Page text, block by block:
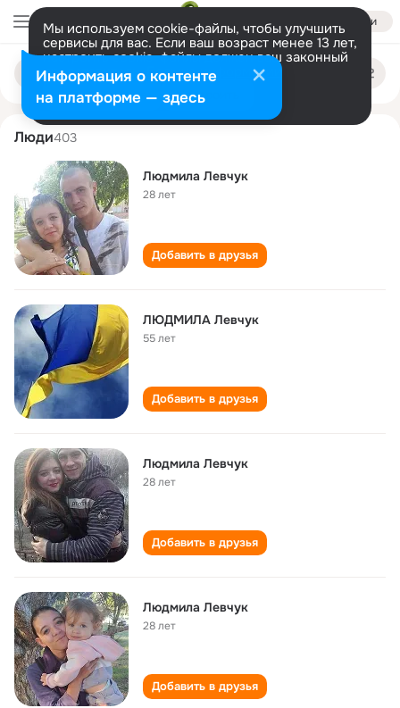
Войти
Мы используем cookie-файлы, чтобы улучшить
сервисы для вас. Если ваш возраст менее 13 лет,
настроить cookie-файлы должен ваш законный
представитель. Больше информации
Разрешить все Настроить
Поиск
людям
lyudmila levchuk
Люди403
Людмила Левчук
28 лет
Добавить в друзья
ЛЮДМИЛА Левчук
55 лет
Добавить в друзья
Людмила Левчук
28 лет
Добавить в друзья
Людмила Левчук
28 лет
Добавить в друзья
Информация о контенте
на платформе — здесь